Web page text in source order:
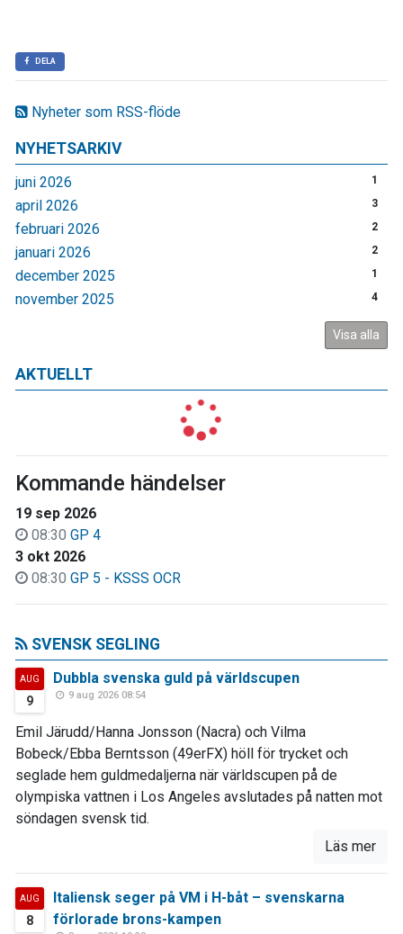
Nyheter som RSS-flöde
NYHETSARKIV
juni 2026 1
april 2026 3
februari 2026 2
januari 2026 2
december 2025 1
november 2025 4
Visa alla
DELA
AKTUELLT
Kommande händelser
19 sep 2026
08:30 GP 4
3 okt 2026
08:30 GP 5 - KSSS OCR
SVENSK SEGLING
AUG
9
Dubbla svenska guld på världscupen
9 aug 2026 08:54
Emil Järudd/Hanna Jonsson (Nacra) och Vilma
Bobeck/Ebba Berntsson (49erFX) höll för trycket och
seglade hem guldmedaljerna när världscupen på de
olympiska vattnen i Los Angeles avslutades på natten mot
söndagen svensk tid.
Läs mer
AUG
8
Italiensk seger på VM i H-båt – svenskarna
förlorade brons-kampen